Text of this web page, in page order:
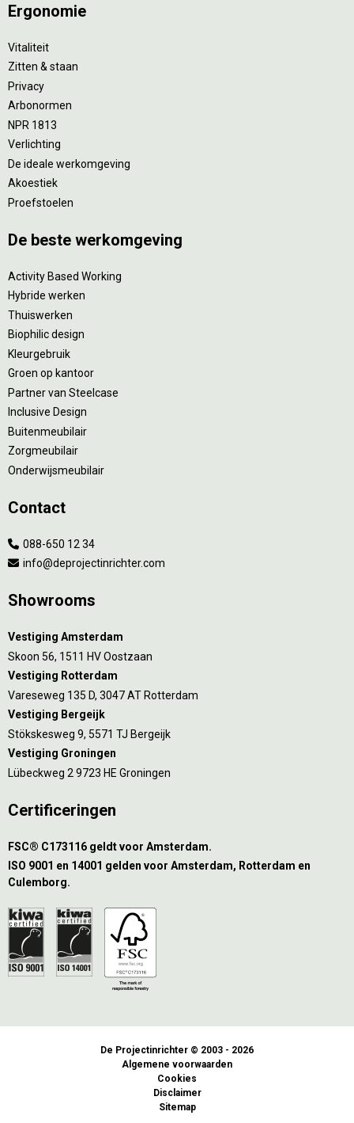
Ergonomie
Vitaliteit
Zitten & staan
Privacy
Arbonormen
NPR 1813
Verlichting
De ideale werkomgeving
Akoestiek
Proefstoelen
De beste werkomgeving
Activity Based Working
Hybride werken
Thuiswerken
Biophilic design
Kleurgebruik
Groen op kantoor
Partner van Steelcase
Inclusive Design
Buitenmeubilair
Zorgmeubilair
Onderwijsmeubilair
Contact
088-650 12 34
info@deprojectinrichter.com
Showrooms
Vestiging Amsterdam
Skoon 56, 1511 HV Oostzaan
Vestiging Rotterdam
Vareseweg 135 D, 3047 AT Rotterdam
Vestiging Bergeijk
Stökskesweg 9, 5571 TJ Bergeijk
Vestiging Groningen
Lübeckweg 2 9723 HE Groningen
Certificeringen
FSC® C173116 geldt voor Amsterdam.
ISO 9001 en 14001 gelden voor Amsterdam, Rotterdam en
Culemborg.
De Projectinrichter © 2003 - 2026
Algemene voorwaarden
Cookies
Disclaimer
Sitemap